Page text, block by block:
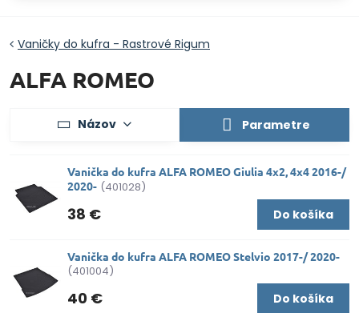
Vaničky do kufra - Rastrové Rigum
ALFA ROMEO
Názov Parametre
Vanička do kufra ALFA ROMEO Giulia 4x2, 4x4 2016-/
2020- (401028)
38 € Do košíka
Vanička do kufra ALFA ROMEO Stelvio 2017-/ 2020-
(401004)
40 € Do košíka